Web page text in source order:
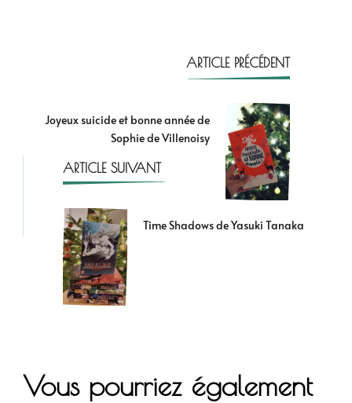
ARTICLE PRÉCÉDENT
Joyeux suicide et bonne année de
Sophie de Villenoisy
ARTICLE SUIVANT
Time Shadows de Yasuki Tanaka
Vous pourriez également